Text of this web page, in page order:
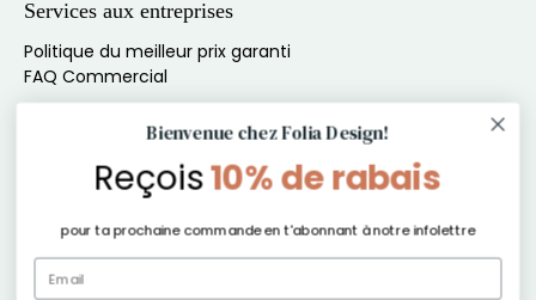
Services aux entreprises
Politique du meilleur prix garanti
FAQ Commercial
Inscris-toi à l'infolettre pour du contenu exclusif
Ne manque rien de nos offres, produits et autres
exclusivités !
E-mail*
Bienvenue chez Folia Design!
Reçois10% de rabais
pour ta prochaine commande en t'abonnant à notre infolettre